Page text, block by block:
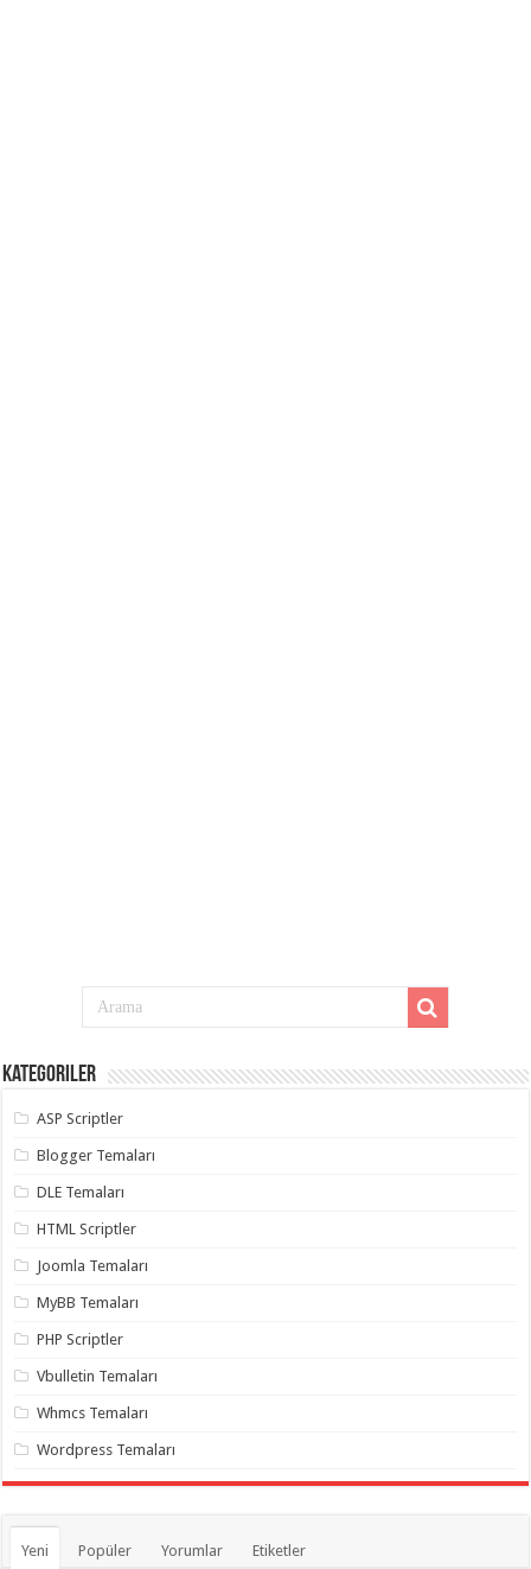
Kategoriler
ASP Scriptler
Blogger Temaları
DLE Temaları
HTML Scriptler
Joomla Temaları
MyBB Temaları
PHP Scriptler
Vbulletin Temaları
Whmcs Temaları
Wordpress Temaları
Yeni Popüler Yorumlar Etiketler